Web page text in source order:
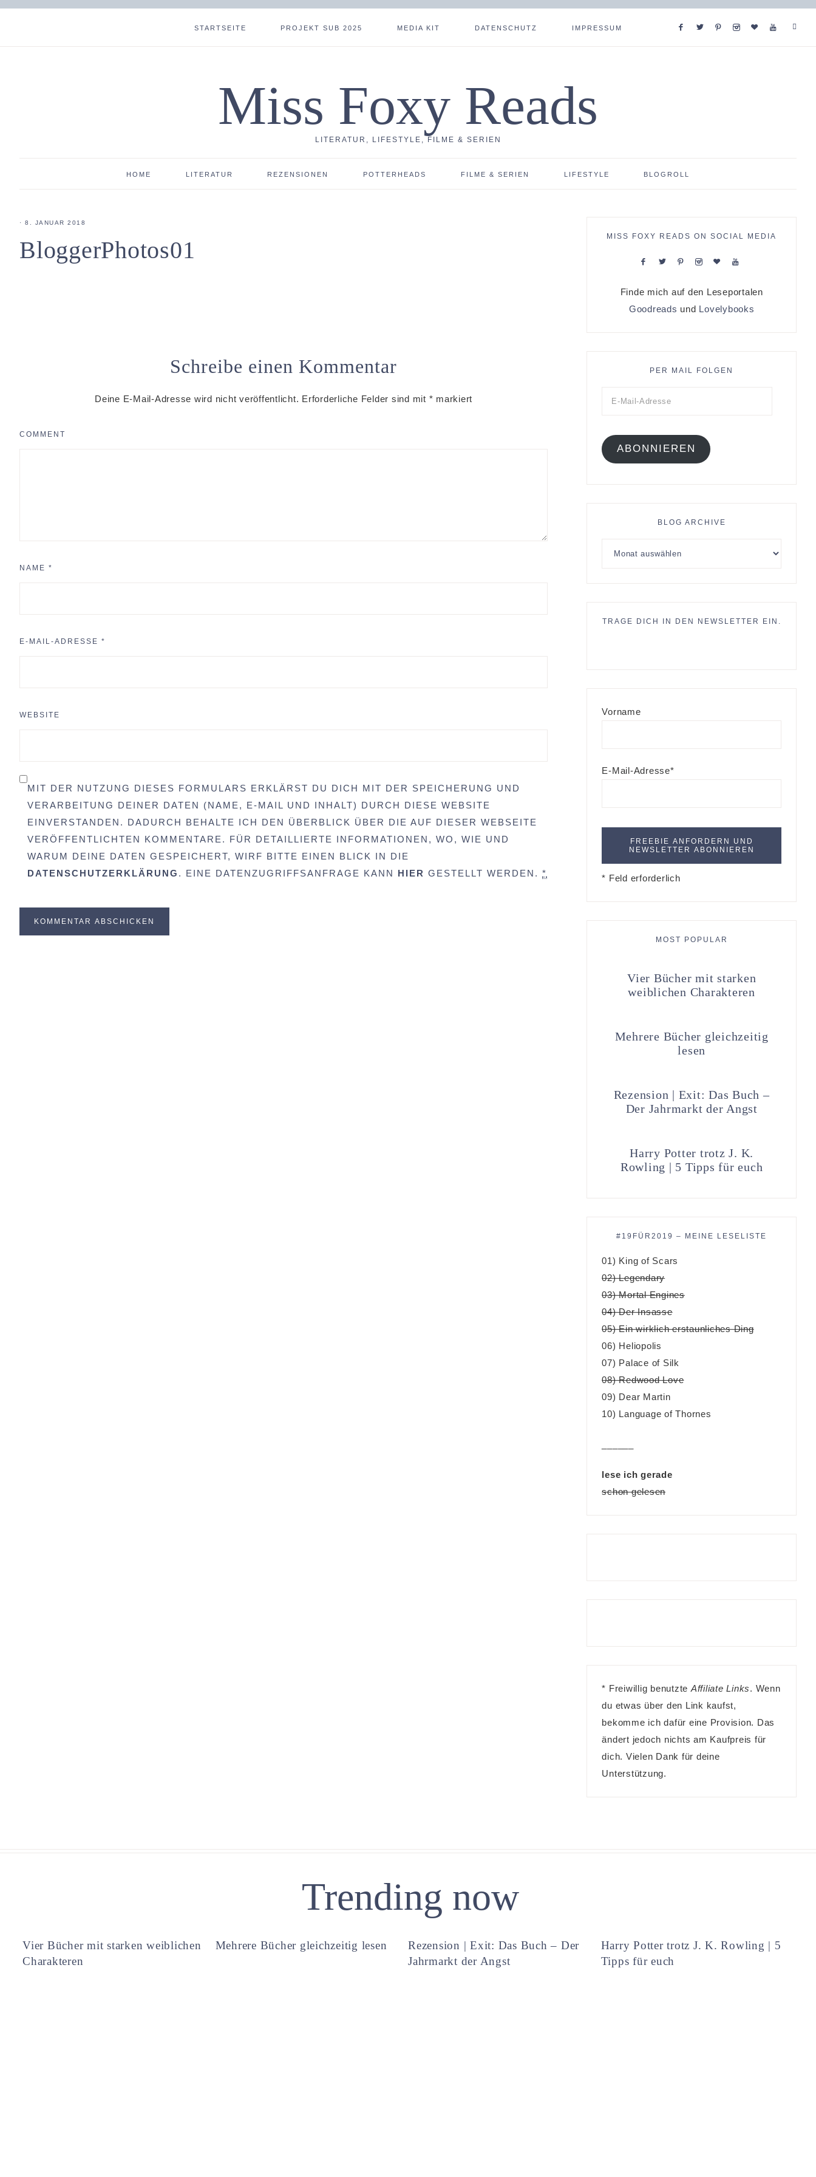
STARTSEITE PROJEKT SUB 2025 MEDIA KIT DATENSCHUTZ IMPRESSUM
Miss Foxy Reads
LITERATUR, LIFESTYLE, FILME & SERIEN
HOME LITERATUR REZENSIONEN POTTERHEADS FILME & SERIEN LIFESTYLE BLOGROLL
· 8. JANUAR 2018
BloggerPhotos01
Schreibe einen Kommentar
Deine E-Mail-Adresse wird nicht veröffentlicht. Erforderliche Felder sind mit * markiert
COMMENT
NAME *
E-MAIL-ADRESSE *
WEBSITE
MIT DER NUTZUNG DIESES FORMULARS ERKLÄRST DU DICH MIT DER SPEICHERUNG UND
VERARBEITUNG DEINER DATEN (NAME, E-MAIL UND INHALT) DURCH DIESE WEBSITE
EINVERSTANDEN. DADURCH BEHALTE ICH DEN ÜBERBLICK ÜBER DIE AUF DIESER WEBSEITE
VERÖFFENTLICHTEN KOMMENTARE. FÜR DETAILLIERTE INFORMATIONEN, WO, WIE UND
WARUM DEINE DATEN GESPEICHERT, WIRF BITTE EINEN BLICK IN DIE
DATENSCHUTZERKLÄRUNG . EINE DATENZUGRIFFSANFRAGE KANN HIER GESTELLT WERDEN. *
MISS FOXY READS ON SOCIAL MEDIA
Finde mich auf den Leseportalen
Goodreads und Lovelybooks
PER MAIL FOLGEN
ABONNIEREN
BLOG ARCHIVE
TRAGE DICH IN DEN NEWSLETTER EIN.
Vorname
E-Mail-Adresse*
* Feld erforderlich
MOST POPULAR
Vier Bücher mit starken
weiblichen Charakteren
Mehrere Bücher gleichzeitig
lesen
Rezension | Exit: Das Buch –
Der Jahrmarkt der Angst
Harry Potter trotz J. K.
Rowling | 5 Tipps für euch
#19FÜR2019 – MEINE LESELISTE
01) King of Scars
02) Legendary
03) Mortal Engines
04) Der Insasse
05) Ein wirklich erstaunliches Ding
06) Heliopolis
07) Palace of Silk
08) Redwood Love
09) Dear Martin
10) Language of Thornes
lese ich gerade
schon gelesen
* Freiwillig benutzte Affiliate Links. Wenn
du etwas über den Link kaufst,
bekomme ich dafür eine Provision. Das
ändert jedoch nichts am Kaufpreis für
dich. Vielen Dank für deine
Unterstützung.
Trending now
Vier Bücher mit starken weiblichen
Charakteren
Mehrere Bücher gleichzeitig lesen
Rezension | Exit: Das Buch – Der
Jahrmarkt der Angst
Harry Potter trotz J. K. Rowling | 5
Tipps für euch